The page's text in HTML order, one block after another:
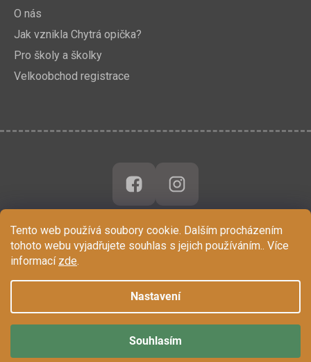
Tento web používá soubory cookie. Dalším procházením
tohoto webu vyjadřujete souhlas s jejich používáním.. Více
informací zde.
Nastavení
Souhlasím
O nás
Jak vznikla Chytrá opička?
Pro školy a školky
Velkoobchod registrace
Vytvořil Shoptet